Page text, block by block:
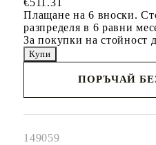
€511.31
Плащане на 6 вноски.
разпределя в 6 равни
За покупки на стойност
ПОРЪЧАЙ
149059